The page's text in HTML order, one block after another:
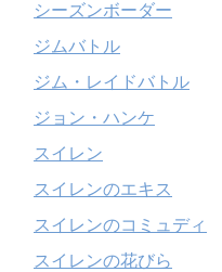
シーズンボーダー
ジムバトル
ジム・レイドバトル
ジョン・ハンケ
スイレン
スイレンのエキス
スイレンのコミュディ
スイレンの花びら